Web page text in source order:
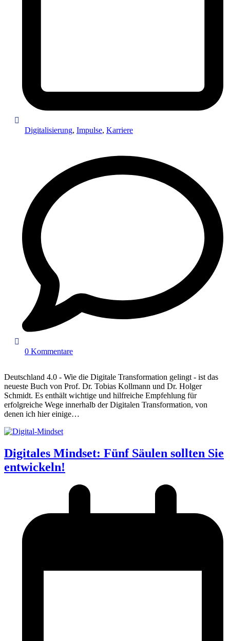
Digitalisierung, Impulse, Karriere
0 Kommentare
Deutschland 4.0 - Wie die Digitale Transformation gelingt - ist das
neueste Buch von Prof. Dr. Tobias Kollmann und Dr. Holger
Schmidt. Es enthält wichtige und hilfreiche Empfehlung für
erfolgreiche Wege innerhalb der Digitalen Transformation, von
denen ich hier einige…
Digitales Mindset: Fünf Säulen sollten Sie
entwickeln!